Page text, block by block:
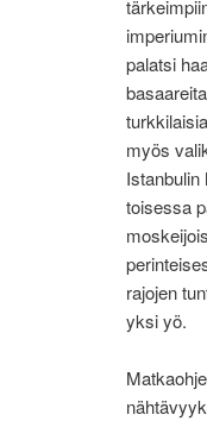
palatsi
myös
toisessa
rajojen
yksi yö.